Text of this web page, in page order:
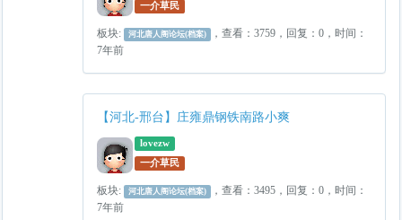
一介草民
板块: 河北唐人阁论坛(档案)
，查看：3759，回复：0，时间：
7年前
【河北-邢台】庄雍鼎钢铁南路小爽
lovezw
一介草民
板块: 河北唐人阁论坛(档案)
，查看：3495，回复：0，时间：
7年前